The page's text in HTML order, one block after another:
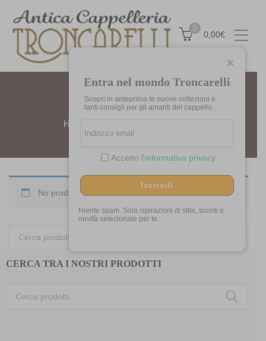
Entra nel mondo Troncarelli
Scopri in anteprima le nuove collezioni e
tanti consigli per gli amanti del cappello.
Accetto l'informativa privacy
Iscriviti
Niente spam. Solo ispirazioni di stile, sconti e
novità selezionate per te.
0
0,00€
JACKIE
Home
No products were found matching your selection.
CERCA TRA I NOSTRI PRODOTTI